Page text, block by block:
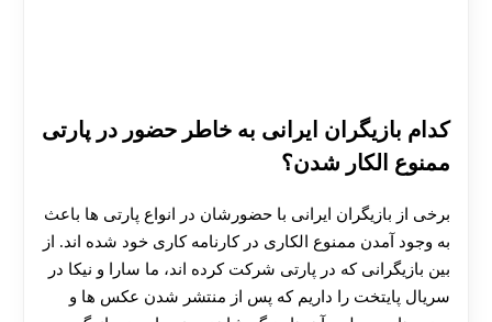
کدام بازیگران ایرانی به خاطر حضور در پارتی
ممنوع الکار شدن؟
برخی از بازیگران ایرانی با حضورشان در انواع پارتی ها باعث
به وجود آمدن ممنوع الکاری در کارنامه کاری خود شده اند. از
بین بازیگرانی که در پارتی شرکت کرده اند، ما سارا و نیکا در
سریال پایتخت را داریم که پس از منتشر شدن عکس ها و